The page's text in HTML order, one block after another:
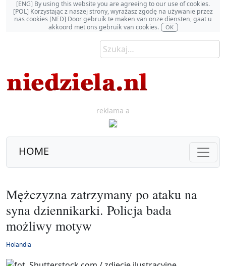
[ENG] By using this website you are agreeing to our use of cookies.
[POL] Korzystając z naszej strony, wyrażasz zgodę na używanie przez
nas cookies [NED] Door gebruik te maken van onze diensten, gaat u
akkoord met ons gebruik van cookies.
OK
reklama a
HOME
Mężczyzna zatrzymany po ataku na
syna dziennikarki. Policja bada
możliwy motyw
Holandia